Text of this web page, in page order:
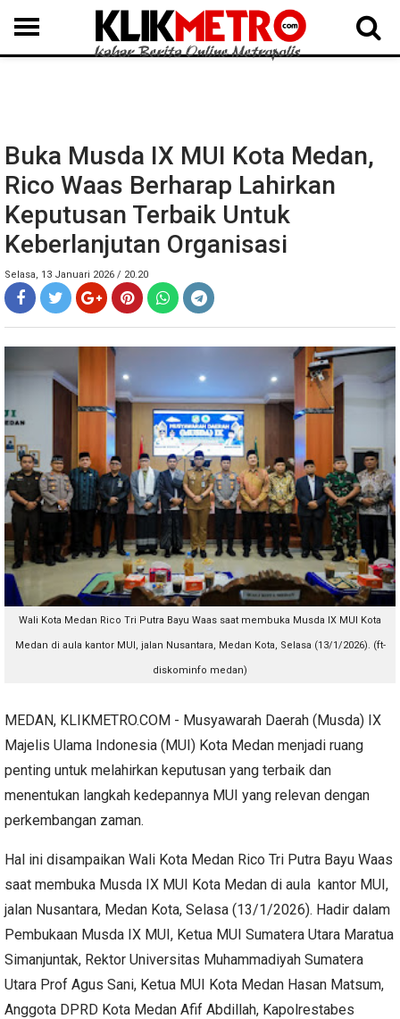
MEDAN LANGKAT DAIRI SAMOSIR TAPUT BATUBARA DELISERDANG
Buka Musda IX MUI Kota Medan,
Rico Waas Berharap Lahirkan
Keputusan Terbaik Untuk
Keberlanjutan Organisasi
Selasa, 13 Januari 2026 / 20.20
Wali Kota Medan Rico Tri Putra Bayu Waas saat membuka Musda IX MUI Kota
Medan di aula kantor MUI, jalan Nusantara, Medan Kota, Selasa (13/1/2026). (ft-
diskominfo medan)
MEDAN, KLIKMETRO.COM - Musyawarah Daerah (Musda) IX
Majelis Ulama Indonesia (MUI) Kota Medan menjadi ruang
penting untuk melahirkan keputusan yang terbaik dan
menentukan langkah kedepannya MUI yang relevan dengan
perkembangan zaman.
Hal ini disampaikan Wali Kota Medan Rico Tri Putra Bayu Waas
saat membuka Musda IX MUI Kota Medan di aula kantor MUI,
jalan Nusantara, Medan Kota, Selasa (13/1/2026). Hadir dalam
Pembukaan Musda IX MUI, Ketua MUI Sumatera Utara Maratua
Simanjuntak, Rektor Universitas Muhammadiyah Sumatera
Utara Prof Agus Sani, Ketua MUI Kota Medan Hasan Matsum,
Anggota DPRD Kota Medan Afif Abdillah, Kapolrestabes